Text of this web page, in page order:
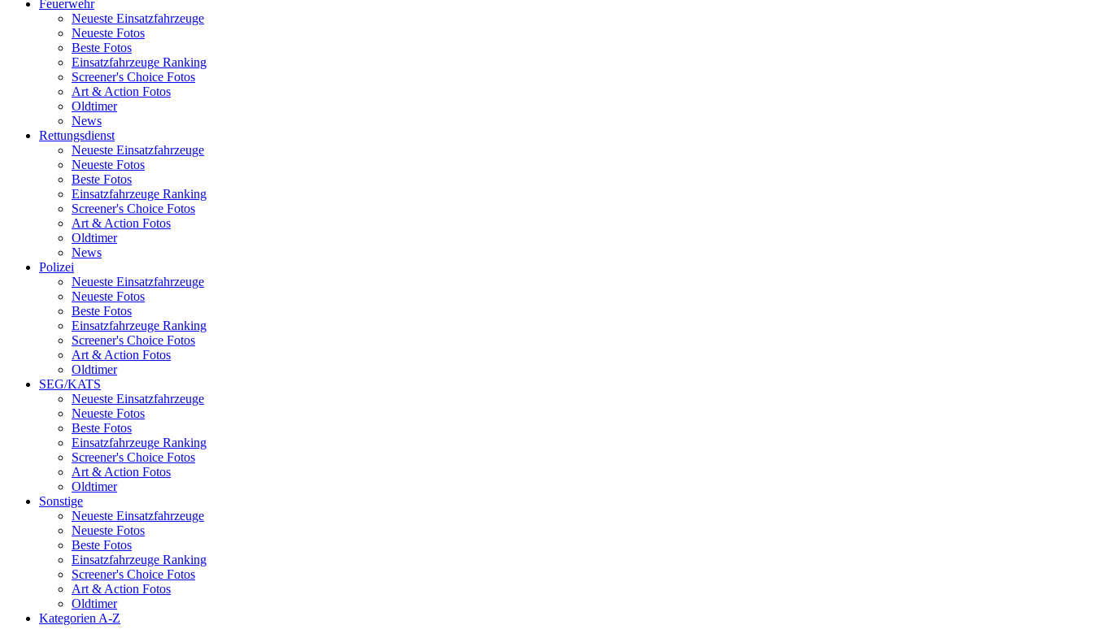
Feuerwehr
Neueste Einsatzfahrzeuge
Neueste Fotos
Beste Fotos
Einsatzfahrzeuge Ranking
Screener's Choice Fotos
Art & Action Fotos
Oldtimer
News
Rettungsdienst
Neueste Einsatzfahrzeuge
Neueste Fotos
Beste Fotos
Einsatzfahrzeuge Ranking
Screener's Choice Fotos
Art & Action Fotos
Oldtimer
News
Polizei
Neueste Einsatzfahrzeuge
Neueste Fotos
Beste Fotos
Einsatzfahrzeuge Ranking
Screener's Choice Fotos
Art & Action Fotos
Oldtimer
SEG/KATS
Neueste Einsatzfahrzeuge
Neueste Fotos
Beste Fotos
Einsatzfahrzeuge Ranking
Screener's Choice Fotos
Art & Action Fotos
Oldtimer
Sonstige
Neueste Einsatzfahrzeuge
Neueste Fotos
Beste Fotos
Einsatzfahrzeuge Ranking
Screener's Choice Fotos
Art & Action Fotos
Oldtimer
Kategorien A-Z